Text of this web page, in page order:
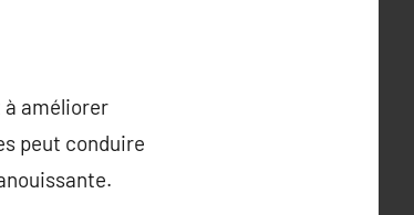
à améliorer
peut conduire